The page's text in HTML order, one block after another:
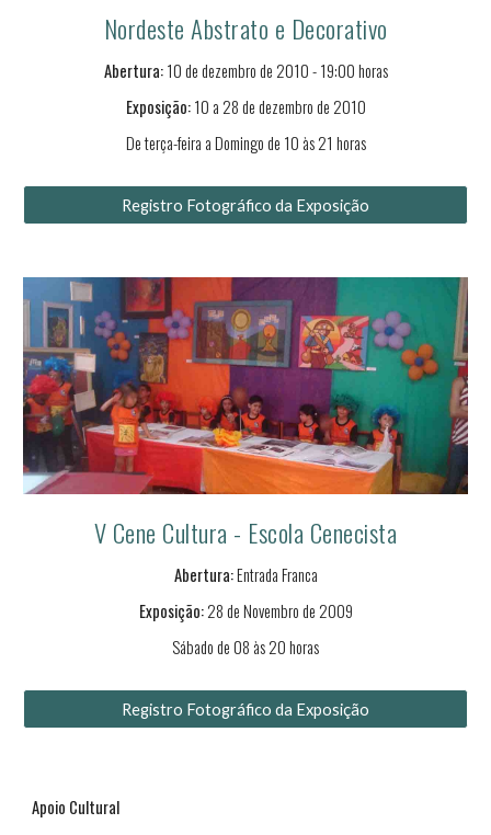
Nordeste Abstrato e Decorativo
Abertura: 10dedezembrode 2010 - 19:00 horas
Exposição: 10 a 28dedezembrode 2010
De terça-feira a Domingo de 10 às 21 horas
Registro Fotográfico da Exposição
V Cene Cultura - Escola Cenecista
Abertura:Entrada Franca
Exposição:28deNovembro de 2009
Sábadode08 às 20horas
Registro Fotográfico da Exposição
Apoio Cultural